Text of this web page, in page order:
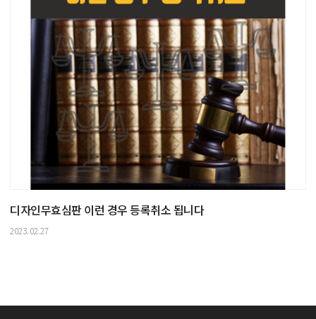
디자인무효심판 이런 경우 등록취소 됩니다
2023.02.27